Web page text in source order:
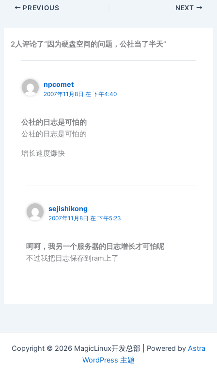
PREVIOUS NEXT
2人评论了“因为硬盘空间的问题，公社当了半天”
npcomet
2007年11月8日 在 下午4:40
公社的日志是可怕的
公社的日志是可怕的
增长速度爆快
sejishikong
2007年11月8日 在 下午5:23
呵呵，我另一个服务器的日志增长才可怕呢
不过我把日志保存到ram上了
Copyright © 2026 MagicLinux开发总部 | Powered by Astra
WordPress 主题